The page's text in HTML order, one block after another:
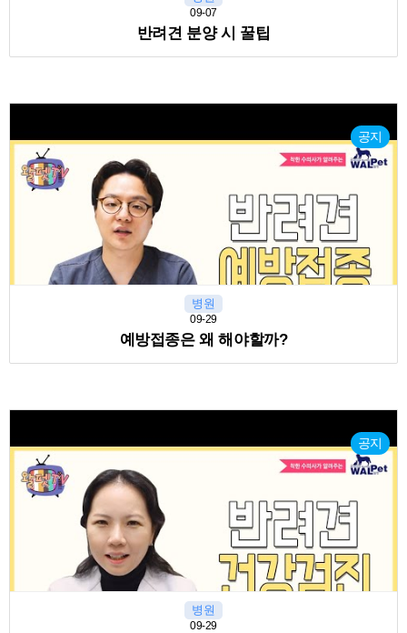
09-07
반려견 분양 시 꿀팁
공지
병원
09-29
예방접종은 왜 해야할까?
공지
병원
09-29